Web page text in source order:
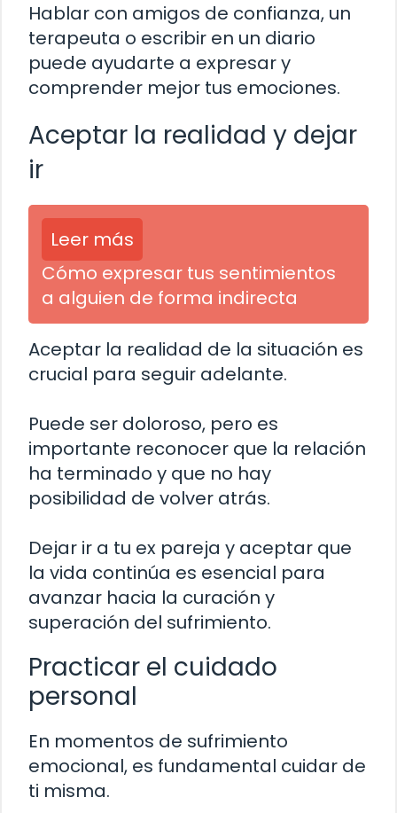
Hablar con amigos de confianza, un
terapeuta o escribir en un diario
puede ayudarte a expresar y
comprender mejor tus emociones.
Aceptar la realidad y dejar
ir
Leer más
Cómo expresar tus sentimientos
a alguien de forma indirecta
Aceptar la realidad de la situación es
crucial para seguir adelante.
Puede ser doloroso, pero es
importante reconocer que la relación
ha terminado y que no hay
posibilidad de volver atrás.
Dejar ir a tu ex pareja y aceptar que
la vida continúa es esencial para
avanzar hacia la curación y
superación del sufrimiento.
Practicar el cuidado
personal
En momentos de sufrimiento
emocional, es fundamental cuidar de
ti misma.